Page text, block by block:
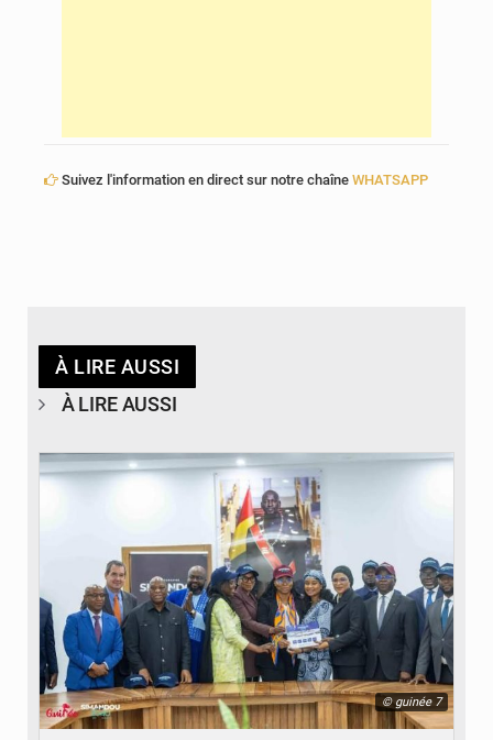
Suivez l'information en direct sur notre chaîne WHATSAPP
À LIRE AUSSI
À LIRE AUSSI
© guinée 7